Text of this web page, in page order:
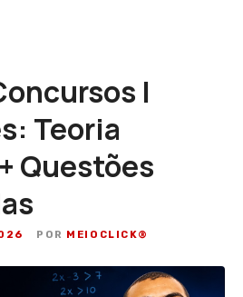
|
Teoria
Questões
POR MEIOCLICK®